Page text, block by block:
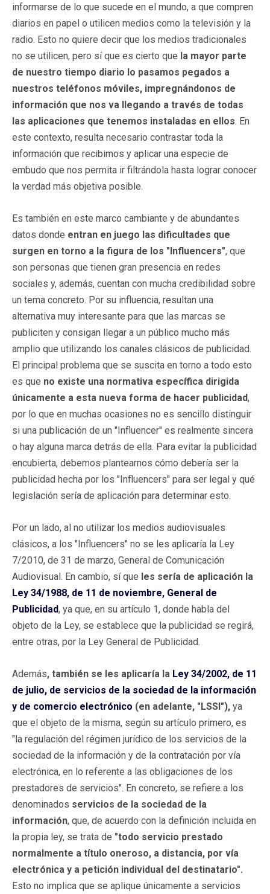
informarse de lo que sucede en el mundo, a que compren
diarios en papel o utilicen medios como la televisión y la
radio. Esto no quiere decir que los medios tradicionales
no se utilicen, pero sí que es cierto que la mayor parte
de nuestro tiempo diario lo pasamos pegados a
nuestros teléfonos móviles, impregnándonos de
información que nos va llegando a través de todas
las aplicaciones que tenemos instaladas en ellos. En
este contexto, resulta necesario contrastar toda la
información que recibimos y aplicar una especie de
embudo que nos permita ir filtrándola hasta lograr conocer
la verdad más objetiva posible.
Es también en este marco cambiante y de abundantes
datos donde entran en juego las dificultades que
surgen en torno a la figura de los "Influencers", que
son personas que tienen gran presencia en redes
sociales y, además, cuentan con mucha credibilidad sobre
un tema concreto. Por su influencia, resultan una
alternativa muy interesante para que las marcas se
publiciten y consigan llegar a un público mucho más
amplio que utilizando los canales clásicos de publicidad.
El principal problema que se suscita en torno a todo esto
es que no existe una normativa específica dirigida
únicamente a esta nueva forma de hacer publicidad,
por lo que en muchas ocasiones no es sencillo distinguir
si una publicación de un "Influencer" es realmente sincera
o hay alguna marca detrás de ella. Para evitar la publicidad
encubierta, debemos plantearnos cómo debería ser la
publicidad hecha por los "Influencers" para ser legal y qué
legislación sería de aplicación para determinar esto.
Por un lado, al no utilizar los medios audiovisuales
clásicos, a los "Influencers" no se les aplicaría la Ley
7/2010, de 31 de marzo, General de Comunicación
Audiovisual. En cambio, sí que les sería de aplicación la
Ley 34/1988, de 11 de noviembre, General de
Publicidad, ya que, en su artículo 1, donde habla del
objeto de la Ley, se establece que la publicidad se regirá,
entre otras, por la Ley General de Publicidad.
Además, también se les aplicaría la Ley 34/2002, de 11
de julio, de servicios de la sociedad de la información
y de comercio electrónico (en adelante, "LSSI"), ya
que el objeto de la misma, según su artículo primero, es
"la regulación del régimen jurídico de los servicios de la
sociedad de la información y de la contratación por vía
electrónica, en lo referente a las obligaciones de los
prestadores de servicios". En concreto, se refiere a los
denominados servicios de la sociedad de la
información, que, de acuerdo con la definición incluida en
la propia ley, se trata de "todo servicio prestado
normalmente a título oneroso, a distancia, por vía
electrónica y a petición individual del destinatario".
Esto no implica que se aplique únicamente a servicios